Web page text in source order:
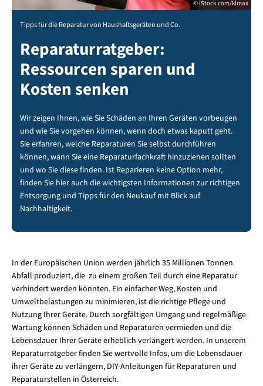
© iStock.com/klmax
Tipps für die Reparatur von Haushaltsgeräten und Co.
Reparaturratgeber:
Ressourcen sparen und
Kosten senken
Wir zeigen Ihnen, wie Sie Schäden an Ihren Geräten vorbeugen
und wie Sie vorgehen können, wenn doch etwas kaputt geht.
Sie erfahren, welche Reparaturen Sie selbst durchführen
können, wann Sie eine Reparaturfachkraft hinzuziehen sollten
und wo Sie diese finden. Ist Reparieren keine Option mehr,
finden Sie hier auch die wichtigsten Informationen zur richtigen
Entsorgung und Tipps für den Neukauf mit Blick auf
Nachhaltigkeit.
In der Europäischen Union werden jährlich 35 Millionen Tonnen
Abfall produziert, die zu einem großen Teil durch eine Reparatur
verhindert werden könnten. Ein einfacher Weg, Kosten und
Umweltbelastungen zu minimieren, ist die richtige Pflege und
Nutzung Ihrer Geräte. Durch sorgfältigen Umgang und regelmäßige
Wartung können Schäden und Reparaturen vermieden und die
Lebensdauer Ihrer Geräte erheblich verlängert werden. In unserem
Reparaturratgeber finden Sie wertvolle Infos, um die Lebensdauer
ihrer Geräte zu verlängern, DIY-Anleitungen für Reparaturen und
Reparaturstellen in Österreich.